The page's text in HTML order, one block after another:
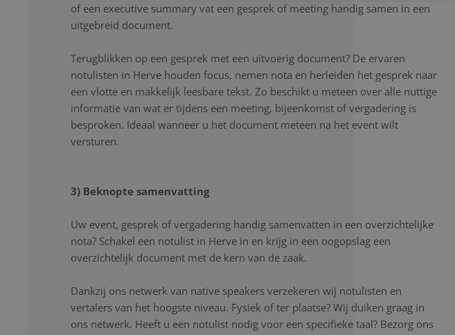
of een executive summary vat een gesprek of meeting handig samen in een
uitgebreid document.
Terugblikken op een gesprek met een uitvoerig document? De ervaren
notulisten in Herve houden focus, nemen nota en herleiden het gesprek naar
een vlotte en makkelijk leesbare tekst. Zo beschikt u meteen over alle nuttige
informatie van wat er tijdens een meeting, bijeenkomst of vergadering is
besproken. Ideaal wanneer u het document meteen na het event wilt
versturen.
3) Beknopte samenvatting
Uw event, gesprek of vergadering handig samenvatten in een overzichtelijke
nota? Schakel een notulist in Herve in en krijg in een oogopslag een
overzichtelijk document met de kern van de zaak.
Dankzij ons netwerk van native speakers verzekeren wij notulisten en
vertalers van het hoogste niveau. Fysiek of ter plaatse? Wij duiken graag in
ons netwerk. Heeft u een notulist nodig voor een specifieke taal? Bezorg ons